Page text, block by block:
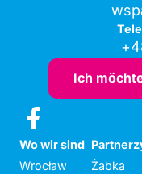
Ich
Wo wir sind
Wrocław
Żabka